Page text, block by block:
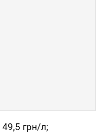
грн/л;